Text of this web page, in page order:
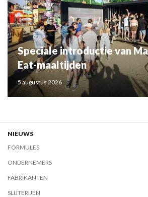
Speciale introductie van
Eat-maaltijden
5 augustus 2026
NIEUWS
FORMULES
ONDERNEMERS
FABRIKANTEN
SLIJTERIJEN